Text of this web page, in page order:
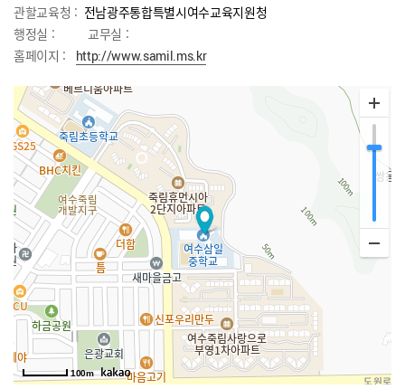
관할교육청 : 전남광주통합특별시여수교육지원청
행정실 :
교무실 :
홈페이지 :
http://www.samil.ms.kr
100m